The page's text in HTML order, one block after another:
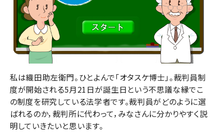
私は織田助左衛門。ひとよんで「オタスケ博士」。裁判員制
度が開始される5月21日が誕生日という不思議な縁でこ
の制度を研究している法学者です。裁判員がどのように選
ばれるのか，裁判所に代わって，みなさんに分かりやすく説
明していきたいと思います。